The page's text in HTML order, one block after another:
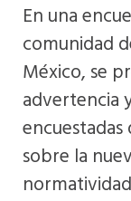
En una
comunidad
México, se
advertencia
sobre la